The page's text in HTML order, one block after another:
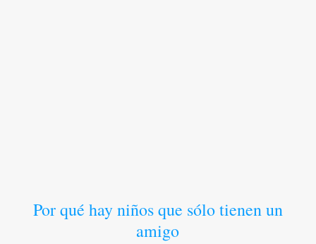
Por qué hay niños que sólo tienen un
amigo